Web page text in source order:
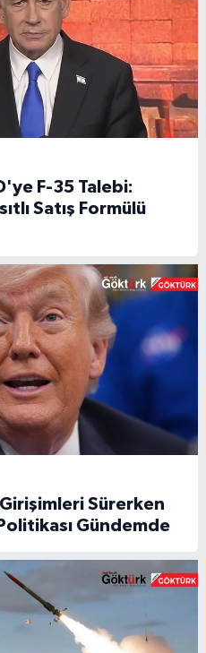
F-35 Talebi:
Satış Formülü
Sürerken
Gündemde